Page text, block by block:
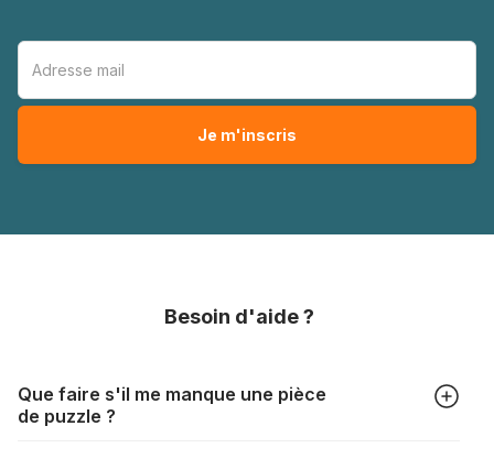
Besoin d'aide ?
Que faire s'il me manque une pièce
de puzzle ?